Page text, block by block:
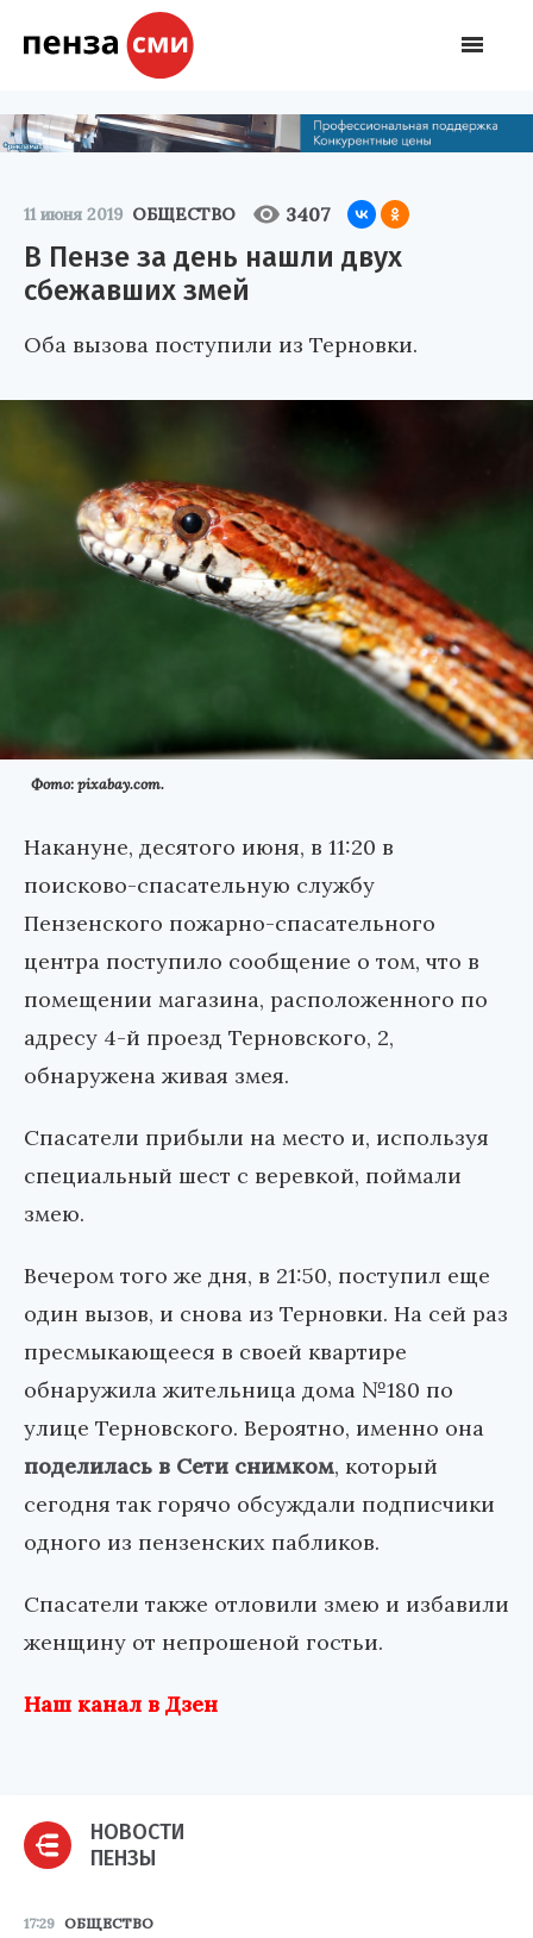
11 июня 2019 ОБЩЕСТВО 3407
В Пензе за день нашли двух
сбежавших змей
Оба вызова поступили из Терновки.
Фото: pixabay.com.
Накануне, десятого июня, в 11:20 в
поисково-спасательную службу
Пензенского пожарно-спасательного
центра поступило сообщение о том, что в
помещении магазина, расположенного по
адресу 4-й проезд Терновского, 2,
обнаружена живая змея.
Спасатели прибыли на место и, используя
специальный шест с веревкой, поймали
змею.
Вечером того же дня, в 21:50, поступил еще
один вызов, и снова из Терновки. На сей раз
пресмыкающееся в своей квартире
обнаружила жительница дома №180 по
улице Терновского. Вероятно, именно она
поделилась в Сети снимком, который
сегодня так горячо обсуждали подписчики
одного из пензенских пабликов.
Спасатели также отловили змею и избавили
женщину от непрошеной гостьи.
Наш канал в Дзен
НОВОСТИ
ПЕНЗЫ
17:29 ОБЩЕСТВО